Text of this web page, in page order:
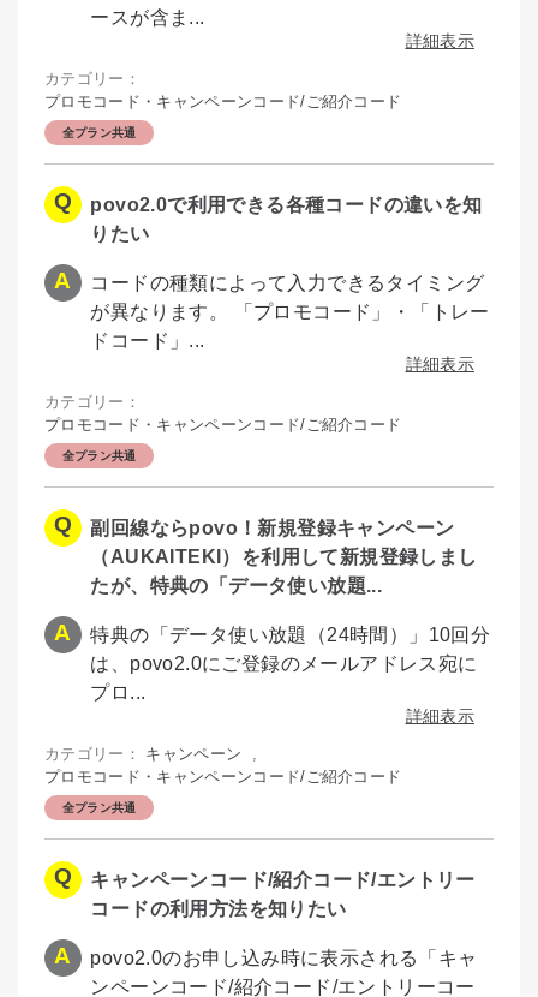
ースが含ま...
詳細表示
カテゴリー：
プロモコード・キャンペーンコード/ご紹介コード
全プラン共通
povo2.0で利用できる各種コードの違いを知
りたい
コードの種類によって入力できるタイミング
が異なります。 「プロモコード」・「トレー
ドコード」...
詳細表示
カテゴリー：
プロモコード・キャンペーンコード/ご紹介コード
全プラン共通
副回線ならpovo！新規登録キャンペーン
（AUKAITEKI）を利用して新規登録しまし
たが、特典の「データ使い放題...
特典の「データ使い放題（24時間）」10回分
は、povo2.0にご登録のメールアドレス宛に
プロ...
詳細表示
カテゴリー： キャンペーン ,
プロモコード・キャンペーンコード/ご紹介コード
全プラン共通
キャンペーンコード/紹介コード/エントリー
コードの利用方法を知りたい
povo2.0のお申し込み時に表示される「キャ
ンペーンコード/紹介コード/エントリーコー